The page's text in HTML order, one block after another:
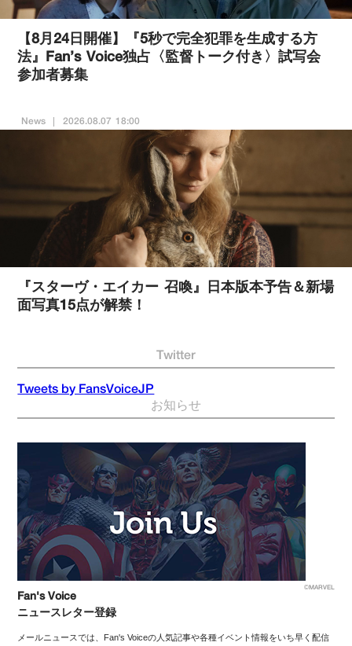
【8月24日開催】『5秒で完全犯罪を生成する方
法』Fan’s Voice独占〈監督トーク付き〉試写会
参加者募集
News 2026.08.07 18:00
『スターヴ・エイカー 召喚』日本版本予告＆新場
面写真15点が解禁！
Twitter
Tweets by FansVoiceJP
お知らせ
©MARVEL
Fan's Voice
ニュースレター登録
メールニュースでは、Fan's Voiceの人気記事や各種イベント情報をいち早く配信